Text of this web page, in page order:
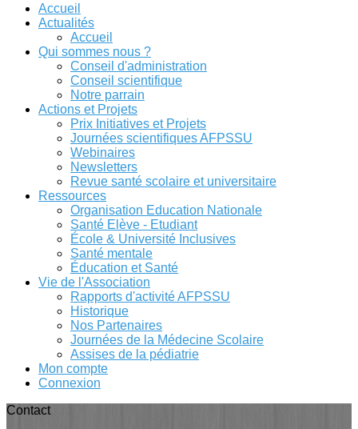
Accueil
Actualités
Accueil
Qui sommes nous ?
Conseil d'administration
Conseil scientifique
Notre parrain
Actions et Projets
Prix Initiatives et Projets
Journées scientifiques AFPSSU
Webinaires
Newsletters
Revue santé scolaire et universitaire
Ressources
Organisation Education Nationale
Santé Elève - Etudiant
École & Université Inclusives
Santé mentale
Éducation et Santé
Vie de l'Association
Rapports d'activité AFPSSU
Historique
Nos Partenaires
Journées de la Médecine Scolaire
Assises de la pédiatrie
Mon compte
Connexion
Contact